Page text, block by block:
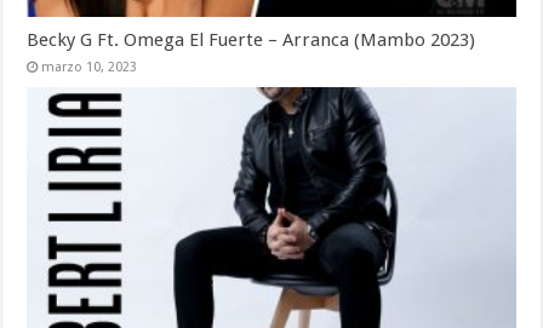
Becky G Ft. Omega El Fuerte – Arranca (Mambo 2023)
marzo 10, 2023